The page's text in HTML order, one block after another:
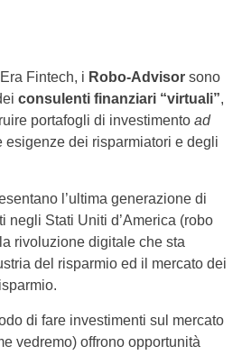
Fintech, i Robo-Advisor sono
consulenti finanziari “virtuali”,
portafogli di investimento ad
esigenze dei risparmiatori e degli
l’ultima generazione di
negli Stati Uniti d’America (robo
rivoluzione digitale che sta
del risparmio ed il mercato dei
di fare investimenti sul mercato
vedremo) offrono opportunità